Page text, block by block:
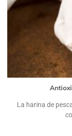
La harina de